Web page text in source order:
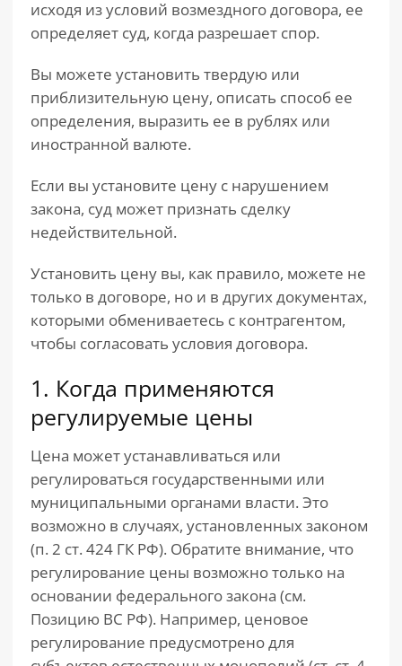
исходя из условий возмездного договора, ее
определяет суд, когда разрешает спор.
Вы можете установить твердую или
приблизительную цену, описать способ ее
определения, выразить ее в рублях или
иностранной валюте.
Если вы установите цену с нарушением
закона, суд может признать сделку
недействительной.
Установить цену вы, как правило, можете не
только в договоре, но и в других документах,
которыми обмениваетесь с контрагентом,
чтобы согласовать условия договора.
1. Когда применяются
регулируемые цены
Цена может устанавливаться или
регулироваться государственными или
муниципальными органами власти. Это
возможно в случаях, установленных законом
(п. 2 ст. 424 ГК РФ). Обратите внимание, что
регулирование цены возможно только на
основании федерального закона (см.
Позицию ВС РФ). Например, ценовое
регулирование предусмотрено для